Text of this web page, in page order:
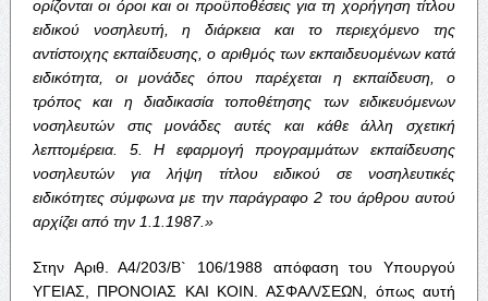
ορίζονται οι όροι και οι προϋποθέσεις για τη χορήγηση τίτλου
ειδικού
νοσηλευτή,η διάρκεια και το περιεχόμενο
της
αντίστοιχης εκπαίδευσης ,ο αριθμός των εκπαιδευομένων κατά
ειδικότητα, οι μονάδες όπου παρέχεται η εκπαίδευση ,ο
τρόπος
και η διαδικασία τοποθέτησης των
ειδικευόμενων
νοσηλευτών
στις μονάδες αυτές και κάθε άλλη
σχετική
λεπτομέρεια. 5.Η εφαρμογή προγραμμάτων
εκπαίδευσης
νοσηλευτών
για λήψη τίτλου ειδικού σε
νοσηλευτικές
ειδικότητες σύμφωνα με την παράγραφο 2 του άρθρου αυτού
αρχίζει από την1.1.1987.»
Στην Αριθ. Α4/203/Β` 106/1988 απόφαση του Υπουργού
ΥΓΕΙΑΣ, ΠΡΟΝΟΙΑΣ ΚΑΙ ΚΟΙΝ. ΑΣΦΑΛ/ΣΕΩΝ, όπως αυτή